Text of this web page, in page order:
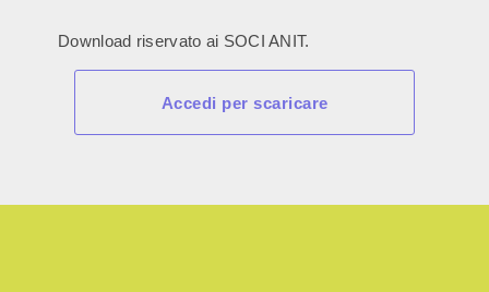
Download riservato ai SOCI ANIT.
Accedi per scaricare